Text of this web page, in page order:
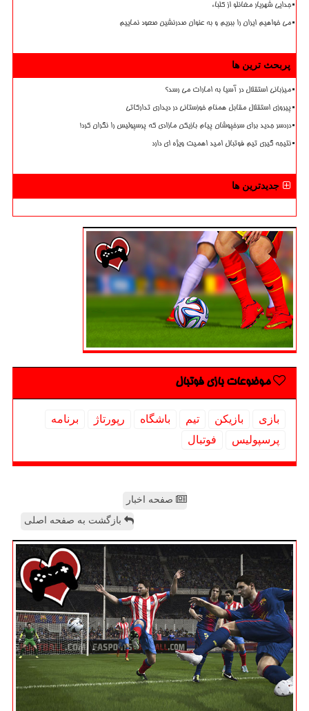
جدایی شهریار مغانلو از کلباء
می خواهیم ایران را ببریم و به عنوان صدرنشین صعود نماییم
پربحث ترین ها
میزبانی استقلال در آسیا به امارات می رسد؟
پیروزی استقلال مقابل همنام خوزستانی در دیداری تدارکاتی
دردسر جدید برای سرخپوشان پیام بازیکن مازادی که پرسپولیس را نگران کرد!
نتیجه گیری تیم فوتبال امید اهمیت ویژه ای دارد
جدیدترین ها
موضوعات بازی فوتبال
بازی بازیكن تیم باشگاه رپورتاژ
برنامه
پرسپولیس
فوتبال
صفحه اخبار
بازگشت به صفحه اصلی